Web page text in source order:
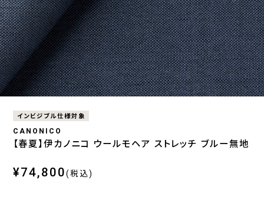
インビジブル仕様対象
CANONICO
【春夏】伊カノニコ ウールモヘア ストレッチ ブルー無地
¥74,800(税込)